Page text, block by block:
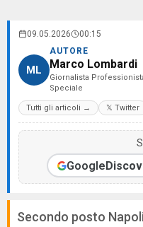
09.05.2026 00:15
ML
AUTORE
Marco Lombardi
Giornalista
Speciale
Tutti gli articoli → 𝕏 Twitter
Google
Secondo posto